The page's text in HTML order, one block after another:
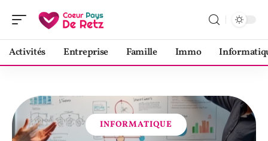
Activités Entreprise Famille Immo
INFORMATIQUE